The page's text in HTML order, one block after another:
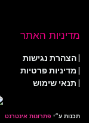
מדיניות האתר
הצהרת נגישות
מדיניות פרטיות
| תנאי שימוש
תכנות ע״י פתרונות אינטרנט